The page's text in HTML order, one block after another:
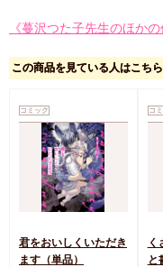
《蔓沢つた子先生のほか
この商品を見ている人はこち
コミック
君をおいしくいただき
ます（単品）
コ
く
と